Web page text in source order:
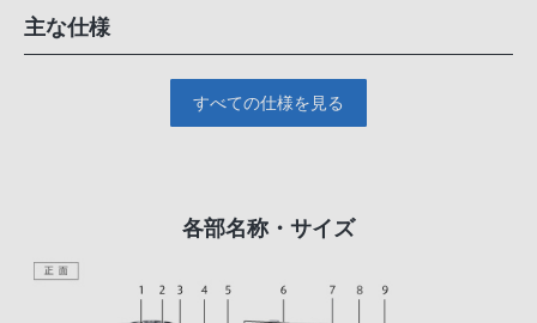
主な仕様
すべての仕様を見る
各部名称・サイズ